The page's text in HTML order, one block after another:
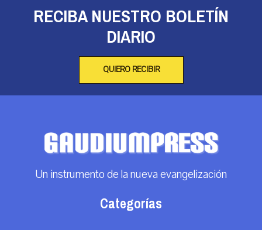
RECIBA NUESTRO BOLETÍN
DIARIO
QUIERO RECIBIR
Un instrumento de la nueva evangelización
Categorías